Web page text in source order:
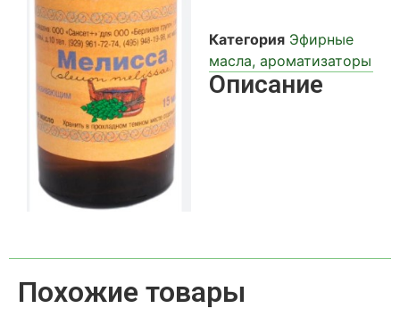
Категория Эфирные
масла, ароматизаторы
Описание
Похожие товары